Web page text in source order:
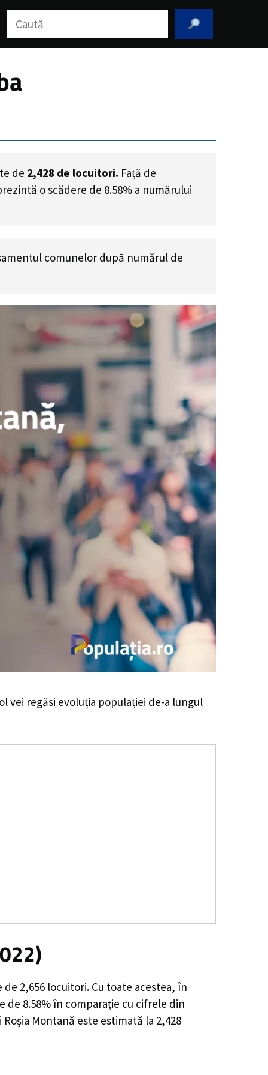
Caută
de 2,428 de locuitori. Față de
o scădere de 8.58% a numărului
comunelor după numărul de
vei regăsi evoluția populației de-a lungul
de 2,656 locuitori. Cu toate acestea, în
de 8.58%în comparație cu cifrele din
Montană este estimată la 2,428